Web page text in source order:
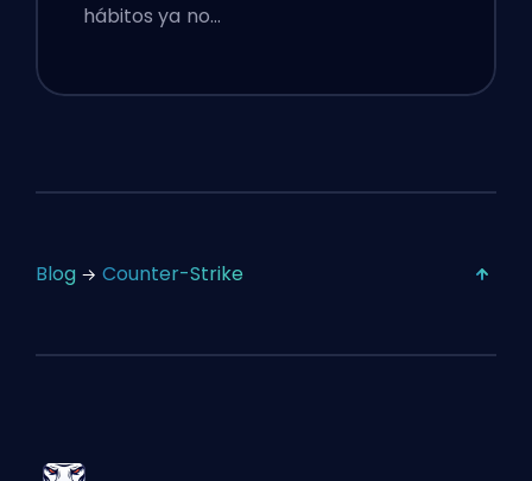
hábitos ya no…
Blog Counter-Strike